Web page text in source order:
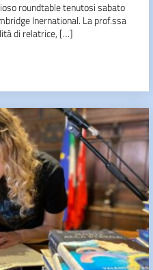
roundtable tenutosi sabato
Inernational. La prof.ssa
di relatrice, […]